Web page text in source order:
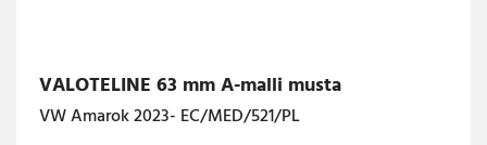
VALOTELINE 63 mm A-malli musta
VW Amarok 2023- EC/MED/521/PL